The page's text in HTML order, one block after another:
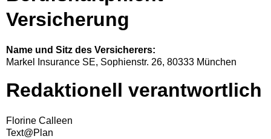
Versicherung
Name und Sitz des Versicherers:
Markel Insurance SE, Sophienstr. 26, 80333 München
Redaktionell verantwortlich
Florine Calleen
Text@Plan